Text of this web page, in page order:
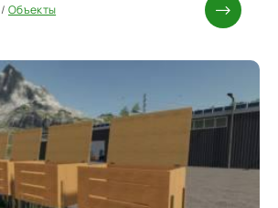
/Объекты